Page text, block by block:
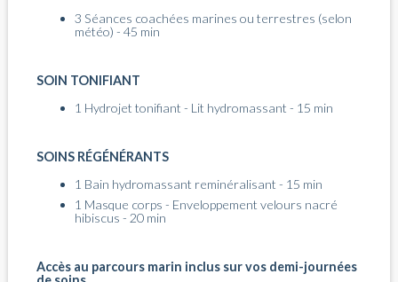
3 Séances coachées marines ou terrestres (selon
météo) - 45 min
SOIN TONIFIANT
1 Hydrojet tonifiant - Lit hydromassant - 15 min
SOINS RÉGÉNÉRANTS
1 Bain hydromassant reminéralisant - 15 min
1 Masque corps - Enveloppement velours nacré
hibiscus - 20 min
Accès au parcours marin inclus sur vos demi-journées